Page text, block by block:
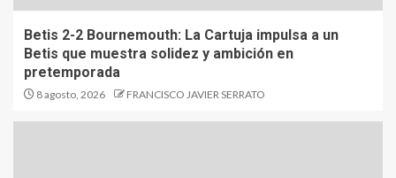
Betis 2-2 Bournemouth: La Cartuja impulsa a un
Betis que muestra solidez y ambición en
pretemporada
8 agosto, 2026 FRANCISCO JAVIER SERRATO